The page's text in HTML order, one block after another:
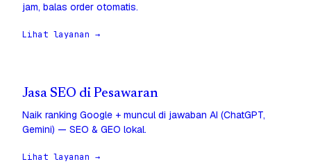
jam, balas order otomatis.
Lihat layanan →
Jasa SEO di Pesawaran
Naik ranking Google + muncul di jawaban AI (ChatGPT,
Gemini) — SEO & GEO lokal.
Lihat layanan →